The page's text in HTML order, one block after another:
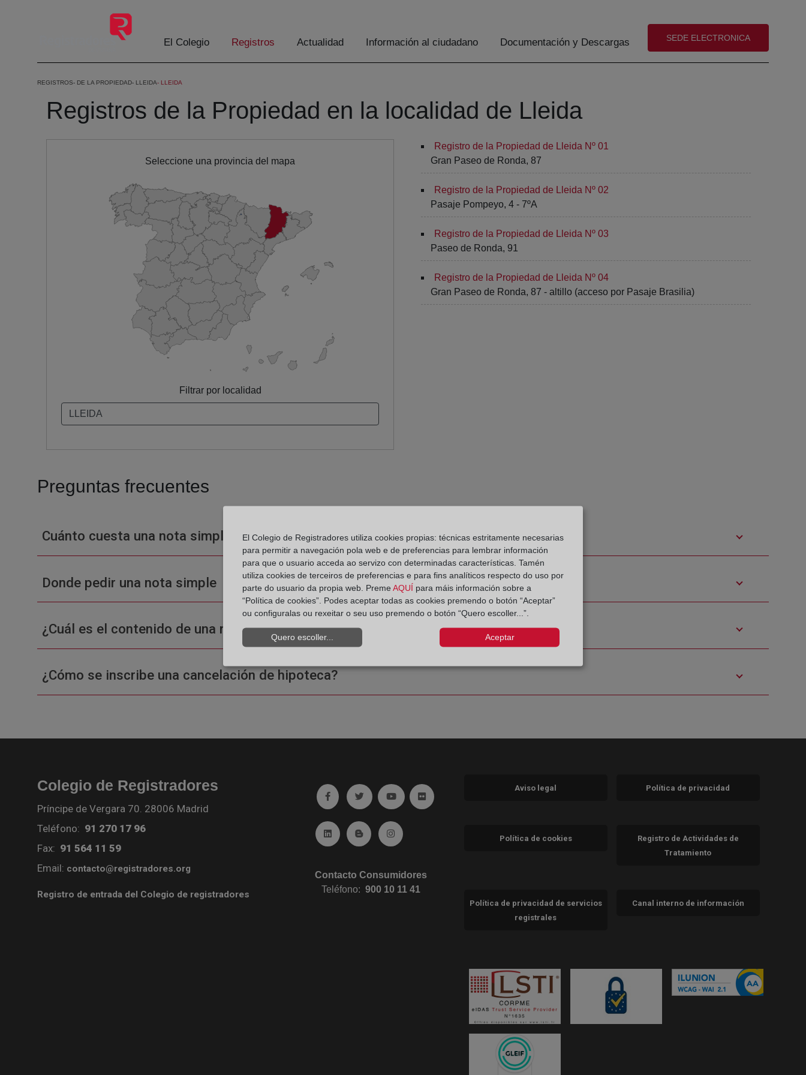
El Colegio Registros Actualidad Información al ciudadano Documentación y Descargas (abre en nueva ventana)
SEDE ELECTRONICA
REGISTROS DE LA PROPIEDAD LLEIDA LLEIDA
Registros de la Propiedad en la localidad de Lleida
Seleccione una provincia del mapa
Filtrar por localidad
Registro de la Propiedad de Lleida Nº 01
Gran Paseo de Ronda, 87
Registro de la Propiedad de Lleida Nº 02
Pasaje Pompeyo, 4 - 7ºA
Registro de la Propiedad de Lleida Nº 03
Paseo de Ronda, 91
Registro de la Propiedad de Lleida Nº 04
Gran Paseo de Ronda, 87 - altillo (acceso por Pasaje Brasilia)
Preguntas frecuentes
Cuánto cuesta una nota simple en un Registro de la Propiedad
Donde pedir una nota simple
¿Cuál es el contenido de una nota simple o una certificación?
¿Cómo se inscribe una cancelación de hipoteca?
Colegio de Registradores
Príncipe de Vergara 70. 28006 Madrid
Teléfono: 91 270 17 96
Fax: 91 564 11 59
Email: contacto@registradores.org
Registro de entrada del Colegio de registradores
Ir a facebook (abre en ventana nueva)
Ir a twitter (abre en ventana nueva)
Ir a YouTube (abre en ventana nueva)
Ir a Flickr (abre en ventana nueva)
Ir a Linkedin (abre en ventana nueva)
Ir al Blog (abre en ventana nueva)
Ir a Instagram (abre en ventana nueva)
Contacto Consumidores
Teléfono:900 10 11 41
Aviso legal Política de privacidad
Política de cookies
Registro de Actividades de
Tratamiento
Política de privacidad de servicios
registrales
Canal interno de información
El Colegio de Registradores utiliza cookies propias: técnicas estritamente necesarias
para permitir a navegación pola web e de preferencias para lembrar información
para que o usuario acceda ao servizo con determinadas características. Tamén
utiliza cookies de terceiros de preferencias e para fins analíticos respecto do uso por
parte do usuario da propia web. Preme AQUÍ para máis información sobre a
“Política de cookies”. Podes aceptar todas as cookies premendo o botón “Aceptar”
ou configuralas ou rexeitar o seu uso premendo o botón “Quero escoller...”.
Quero escoller... Aceptar